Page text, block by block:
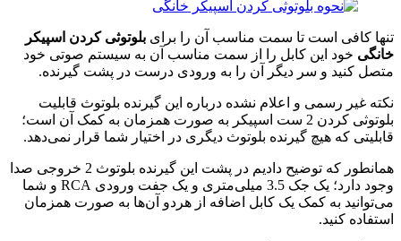
تنها کافی است تا سمت مناسب آن را برای بلوتوثی کردن اسپیکر
خانگی خود این کابل را از سمت مناسب آن به سیستم صوتی خود
متصل کنید و سر دیگر آن را به ورودی درست در پشت گیرنده.
نکته غیر رسمی و اعلام نشده درباره این گیرنده بلوتوث قابلیت
بلوتوثی کردن 2 ست اسپیکر به صورت همزمان به کمک آن است؛
قابلیتی که هیچ گیرنده بلوتوث دیگری در اختیار شما قرار نمی‌دهد.
همانطور که توضیح دادیم در پشت این گیرنده بلوتوث 2 خروجی صدا
وجود دارد؛ یک جک 3.5 میلی‌متری و یک جفت ورودی RCA و شما
می‌توانید به کمک یک کابل اضافه از هردو آن‌ها به صورت همزمان
استفاده کنید.